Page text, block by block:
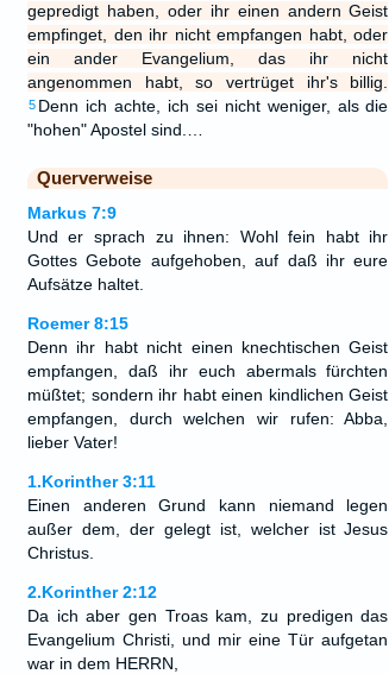
gepredigt haben, oder ihr einen andern Geist
empfinget, den ihr nicht empfangen habt, oder
ein ander Evangelium, das ihr nicht
angenommen habt, so vertrüget ihr's billig.
5 Denn ich achte, ich sei nicht weniger, als die
"hohen" Apostel sind.…
Querverweise
Markus 7:9
Und er sprach zu ihnen: Wohl fein habt ihr
Gottes Gebote aufgehoben, auf daß ihr eure
Aufsätze haltet.
Roemer 8:15
Denn ihr habt nicht einen knechtischen Geist
empfangen, daß ihr euch abermals fürchten
müßtet; sondern ihr habt einen kindlichen Geist
empfangen, durch welchen wir rufen: Abba,
lieber Vater!
1.Korinther 3:11
Einen anderen Grund kann niemand legen
außer dem, der gelegt ist, welcher ist Jesus
Christus.
2.Korinther 2:12
Da ich aber gen Troas kam, zu predigen das
Evangelium Christi, und mir eine Tür aufgetan
war in dem HERRN,